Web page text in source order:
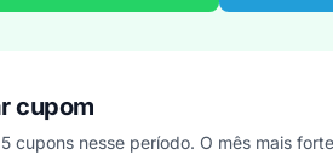
cupom
cupons nesse período. O mês mais